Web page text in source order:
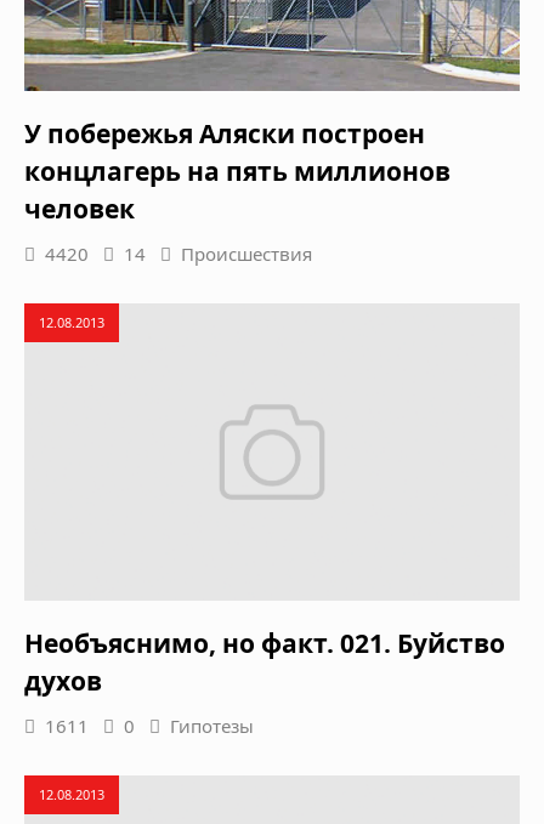
У побережья Аляски построен
концлагерь на пять миллионов
человек
4420 14 Происшествия
12.08.2013
Необъяснимо, но факт. 021. Буйство
духов
1611 0 Гипотезы
12.08.2013